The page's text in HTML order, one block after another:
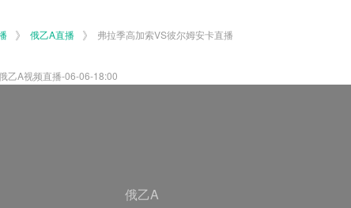
》 俄乙A直播 》 弗拉季高加索VS彼尔姆安卡直播
乙A视频直播-06-06-18:00
俄乙A